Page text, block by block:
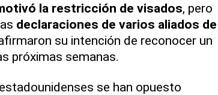
la restricción de visados, pero
declaraciones de varios aliados de
su intención de reconocer un
próximas semanas.
se han opuesto